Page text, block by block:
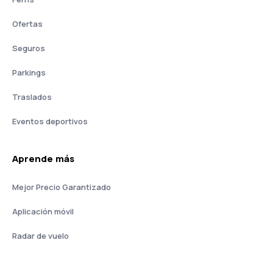
Ofertas
Seguros
Parkings
Traslados
Eventos deportivos
Aprende más
Mejor Precio Garantizado
Aplicación móvil
Radar de vuelo